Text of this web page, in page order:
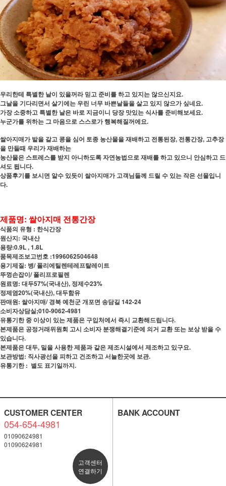
우리한테 특별한 날이 있을꺼라 믿고 준비를 하고 있지는 않으신지요.
그날을 기다리면서 살기에는 우린 너무 바쁜날들을 살고 있지 않으가 싶네요.
가장 소중하고 특별한 날은 바로 지금이니 당장 맛있는 식사를 준비해보세요.
누군가를 위하는 그 마음으로 스스로가 행복해질꺼에요.
쌀아지매가 밭을 갈고 콩을 심어 토종 농산물을 재배하고 전통된장, 전통간장, 고추장
을 만들때 우리가 재배하는
농산물은 스트레스를 받지 아니하도록 자연농법으로 재배를 하고 있으니 안심하고 드
셔도 됩니다.
상품후기를 보시면 알수 있듯이 쌀아지매가 고객님들께 드릴 수 있는 작은 선물입니
다.
제품명: 쌀아지매 전통간장
식품의 유형 : 한식간장
원산지: 국내산
용량:0.9L , 1.8L
품목제조보고번호 :1996062504648
용기제질: 병/ 폴리에틸렌테레프탈레이트
뚜껑손잡이/ 폴리프로필렌
원료명: 대두57%(국내산), 정제수23%
정제염20%(국내산), 대두함유
판매원: 쌀아지매/ 경북 예천군 개포면 송담길 142-24
소비자상담실;010-9062-4981
유통기한 중 이상이 있는 제품은 구입처에서 즉시 교환해드립니다.
본제품은 공정거래위원회 고시 소비자 분쟁해결기준에 의거 교환 또는 보상 받을 수
있습니다.
본제품은 대두, 밀을 사용한 제품과 같은 제조시설에서 제조하고 있구요.
보관방법: 직사광선을 피하고 건조하고 서늘한곳에 보관.
유통기한 : 별도 표기일까지.
CUSTOMER CENTER
054-654-4981
01090624981
01090624981
고객센터
연결하기
BANK ACCOUNT